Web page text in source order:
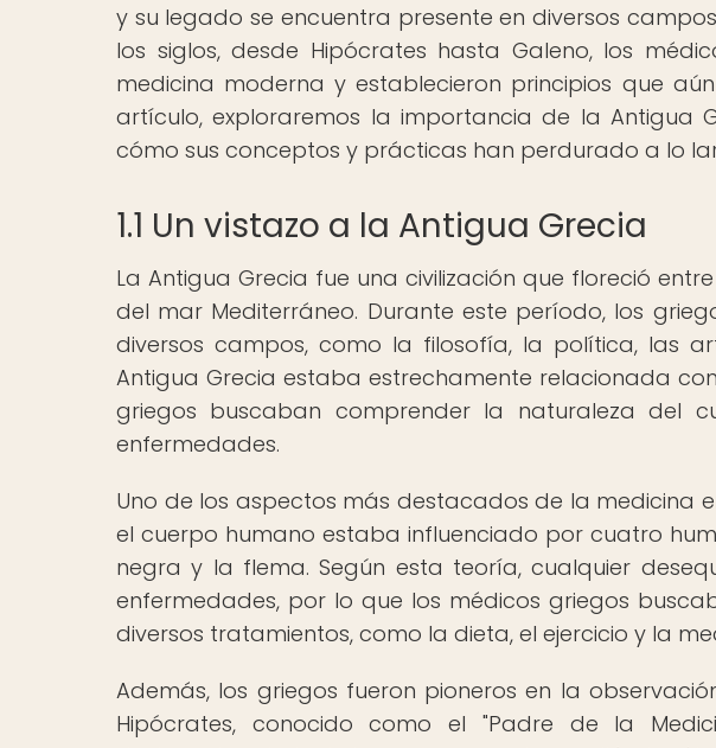
y su legado se encuentra presente en diversos
los siglos, desde Hipócrates hasta Galeno, los
medicina moderna y establecieron principios que
artículo, exploraremos la importancia de la Antigua
cómo sus conceptos y prácticas han perdurado a lo
1.1 Un vistazo a la Antigua Grecia
La Antigua Grecia fue una civilización que floreció
del mar Mediterráneo. Durante este período, los
diversos campos, como la filosofía, la política, las
Antigua Grecia estaba estrechamente relacionada
griegos buscaban comprender la naturaleza del
enfermedades.
Uno de los aspectos más destacados de la medicina
el cuerpo humano estaba influenciado por cuatro
negra y la flema. Según esta teoría, cualquier
enfermedades, por lo que los médicos griegos
diversos tratamientos, como la dieta, el ejercicio y la
Además, los griegos fueron pioneros en la
Hipócrates, conocido como el "Padre de la